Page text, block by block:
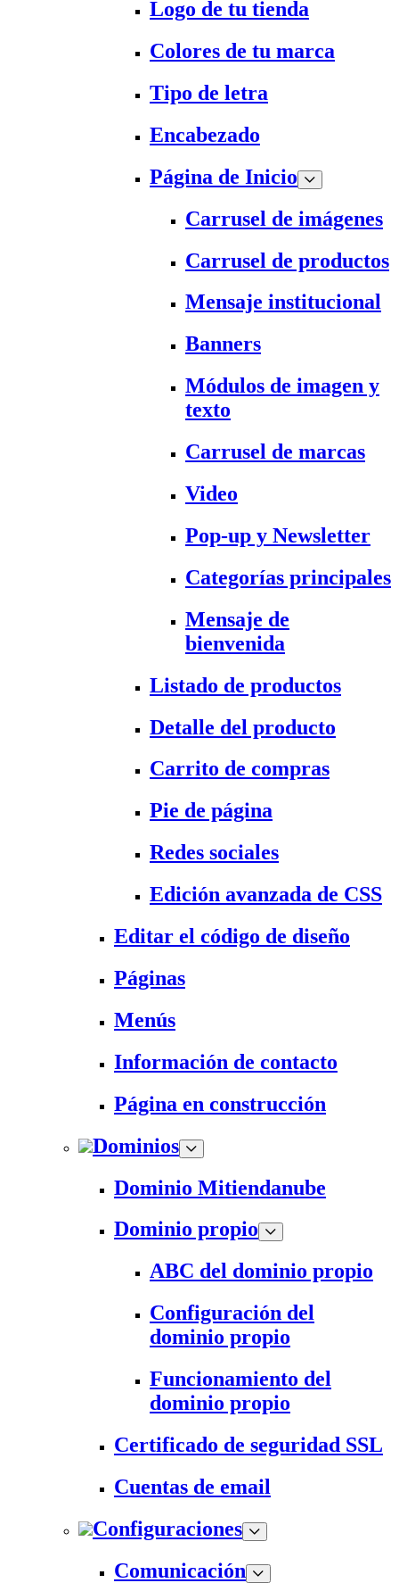
Logo de tu tienda
Colores de tu marca
Tipo de letra
Encabezado
Página de Inicio
Carrusel de imágenes
Carrusel de productos
Mensaje institucional
Banners
Módulos de imagen y
texto
Carrusel de marcas
Video
Pop-up y Newsletter
Categorías principales
Mensaje de
bienvenida
Listado de productos
Detalle del producto
Carrito de compras
Pie de página
Redes sociales
Edición avanzada de CSS
Editar el código de diseño
Páginas
Menús
Información de contacto
Página en construcción
Dominios
Dominio Mitiendanube
Dominio propio
ABC del dominio propio
Configuración del
dominio propio
Funcionamiento del
dominio propio
Certificado de seguridad SSL
Cuentas de email
Configuraciones
Comunicación